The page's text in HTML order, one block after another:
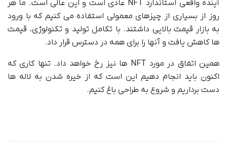
آینده واقعی استاندارد NFT عادی است و این عالی است. ما هر
روز از بسیاری از چیزهای معمولی استفاده می کنیم که با ورود
به بازار قیمت بالایی داشتند. با تکامل تولید و تکنولوژی، قیمت
ها کاهش یافت و آنها را برای همه در دسترس قرار داد.
همین اتفاق در مورد NFT ها نیز رخ خواهد داد. تنها کاری که
اکنون باید انجام دهیم این است که از خیره شدن به لاله ها
دست برداریم و شروع به طراحی باغ کنیم.